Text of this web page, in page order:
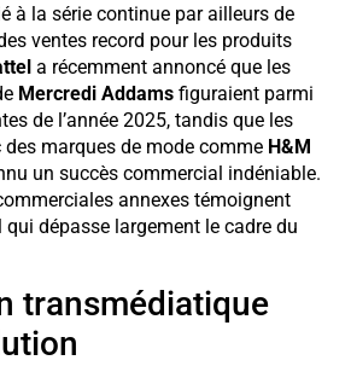
à la série continue par ailleurs de
ventes record pour les produits
a récemment annoncé que les
Mercredi Addams figuraient parmi
de l’année 2025, tandis que les
marques de mode comme H&M
un succès commercial indéniable.
annexes témoignent
qui dépasse largement le cadre du
transmédiatique